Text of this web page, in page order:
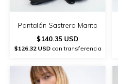
Pantalón Sastrero Marito
$140.35 USD
$126.32 USDcon transferencia